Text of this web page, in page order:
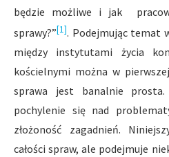
będzie możliwe i jak
sprawy?”[1]. Podejmując temat
między instytutami życia
kościelnymi można w
sprawa jest banalnie prosta.
pochylenie się nad
złożoność zagadnień.
całości spraw, ale podejmuje